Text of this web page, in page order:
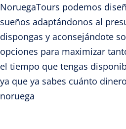
NoruegaTours podemos
sueños adaptándonos al
dispongas y aconsejándote
opciones para maximizar
el tiempo que tengas
ya que ya sabes cuánto
noruega